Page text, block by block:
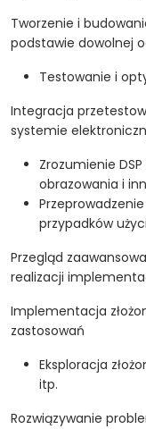
Tworzenie i
podstawie dowolnej
Testowanie i
Integracja
systemie
Zrozumienie
obrazowania i
przypadków
Przegląd
realizacji
Implementacja
zastosowań
Eksploracja
itp.
Rozwiązywanie